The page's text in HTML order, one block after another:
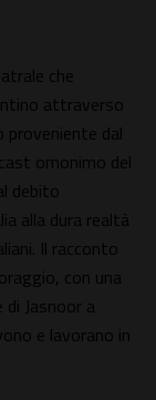
che
attraverso
proveniente dal
omonimo del
debito
alla dura realtà
Il racconto
con una
Jasnoor a
e lavorano in